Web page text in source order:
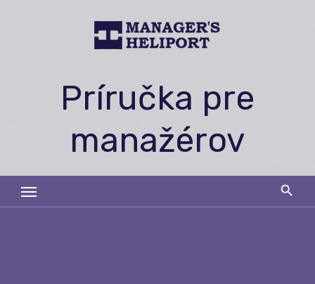
Príručka pre
manažérov